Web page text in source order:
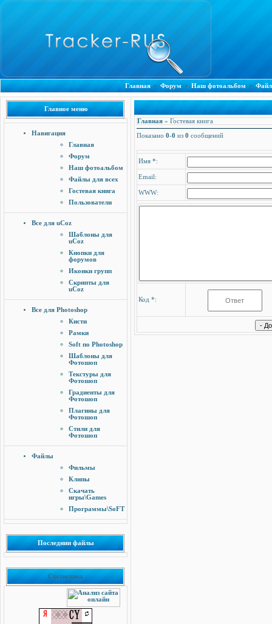
Главная• Форум • Наш фотоальбом •
Главное меню
Навигация
Главная
Форум
Наш фотоальбом
Файлы для всех
Гостевая книга
Пользователи
Все для uCoz
Шаблоны для
uCoz
Кнопки для
форумов
Иконки групп
Скрипты для
uCoz
Все для Photoshop
Кисти
Рамки
Soft по Photoshop
Шаблоны для
Фотошоп
Текстуры для
Фотошоп
Градиенты для
Фотошоп
Плагины для
Фотошоп
Стили для
Фотошоп
Файлы
Фильмы
Клипы
Скачать
игры\Games
Программы\SoFT
Последнии файлы
Статистика
Главная » Гостевая книга
Показано 0-0 из 0 сообщений
Имя *:
Email:
WWW:
Код *: